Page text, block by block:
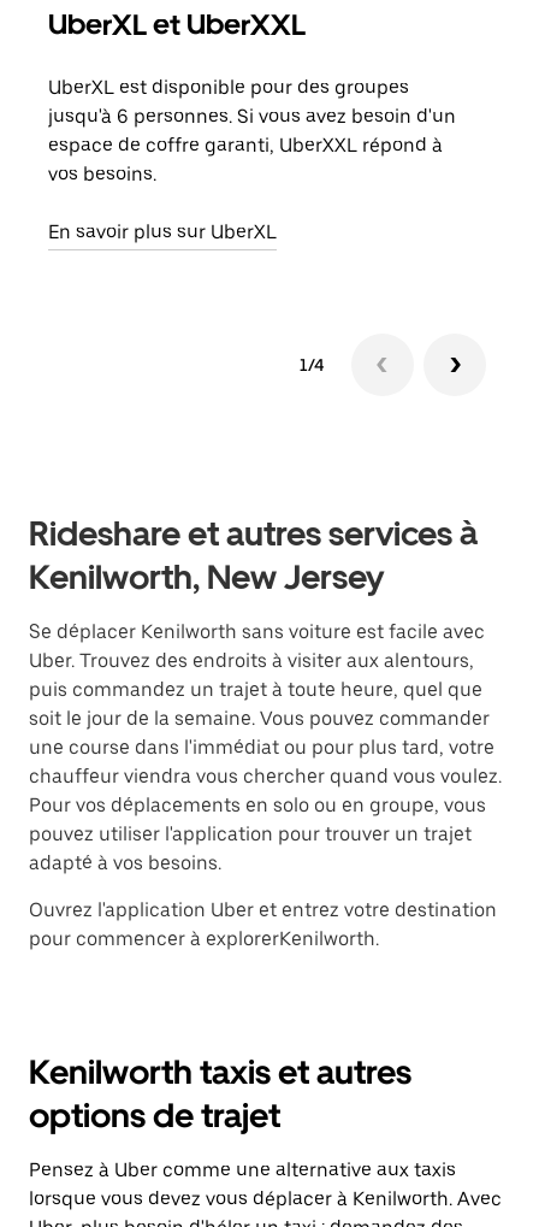
UberXL et UberXXL
UberXL est disponible pour des groupes
jusqu'à 6 personnes. Si vous avez besoin d'un
espace de coffre garanti, UberXXL répond à
vos besoins.
En savoir plus sur UberXL
1/4
Rideshare et autres services à
Kenilworth, New Jersey
Se déplacer Kenilworth sans voiture est facile avec
Uber. Trouvez des endroits à visiter aux alentours,
puis commandez un trajet à toute heure, quel que
soit le jour de la semaine. Vous pouvez commander
une course dans l'immédiat ou pour plus tard, votre
chauffeur viendra vous chercher quand vous voulez.
Pour vos déplacements en solo ou en groupe, vous
pouvez utiliser l'application pour trouver un trajet
adapté à vos besoins.
Ouvrez l'application Uber et entrez votre destination
pour commencer à explorerKenilworth.
Kenilworth taxis et autres
options de trajet
Pensez à Uber comme une alternative aux taxis
lorsque vous devez vous déplacer à Kenilworth. Avec